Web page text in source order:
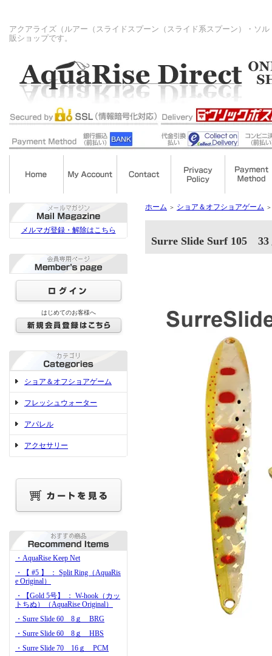
アクアライズ（ルアー（スライドスプーン（スライド系スプーン）・ソ
販ショップです。
メルマガ登録・解除はこちら
はじめてのお客様へ
ショア＆オフショアゲーム
フレッシュウォーター
アパレル
アクセサリー
・AquaRise Keep Net
・【 #5 】 ： Split Ring（AquaRis
e Original）
・【Gold 5号】 ： W-hook（カッ
トちぬ）（AquaRise Original）
・Surre Slide 60 8ｇ BRG
・Surre Slide 60 8ｇ HBS
・Surre Slide 70 16ｇ PCM
ホーム ＞ ショア＆オフショアゲーム ＞
Surre Slide Surf 105